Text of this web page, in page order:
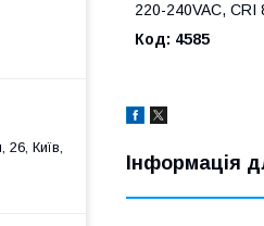
220-240VAC, CRI
Код: 4585
Інформація
26, Київ,